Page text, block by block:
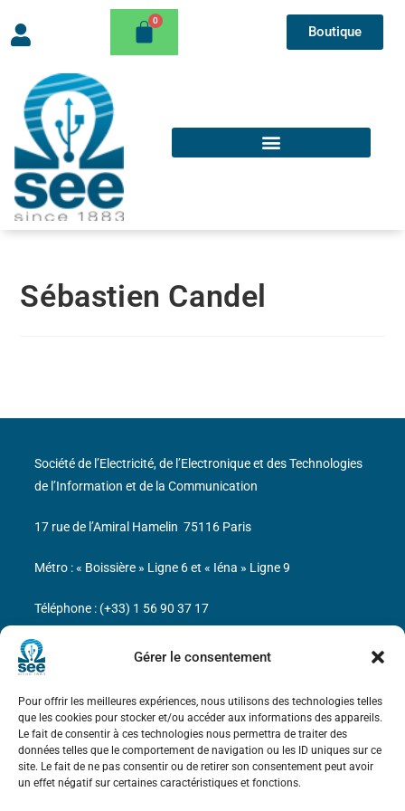
Gérer le consentement
Pour offrir les meilleures expériences, nous utilisons des technologies telles
que les cookies pour stocker et/ou accéder aux informations des appareils.
Le fait de consentir à ces technologies nous permettra de traiter des
données telles que le comportement de navigation ou les ID uniques sur ce
site. Le fait de ne pas consentir ou de retirer son consentement peut avoir
un effet négatif sur certaines caractéristiques et fonctions.
Boutique
Sébastien Candel
Bicentenaire des découvertes d’André-
Marie Ampère
Mentions légales
Société de l’Electricité, de l’Electronique et des Technologies
de l’Information et de la Communication
17 rue de l’Amiral Hamelin 75116 Paris
Métro : « Boissière » Ligne 6 et « Iéna » Ligne 9
Téléphone : (+33) 1 56 90 37 17
N° de SIREN : 785 393 232, Code APE : 9412Z TVA intra-
communautaire : FR44 785 393 232